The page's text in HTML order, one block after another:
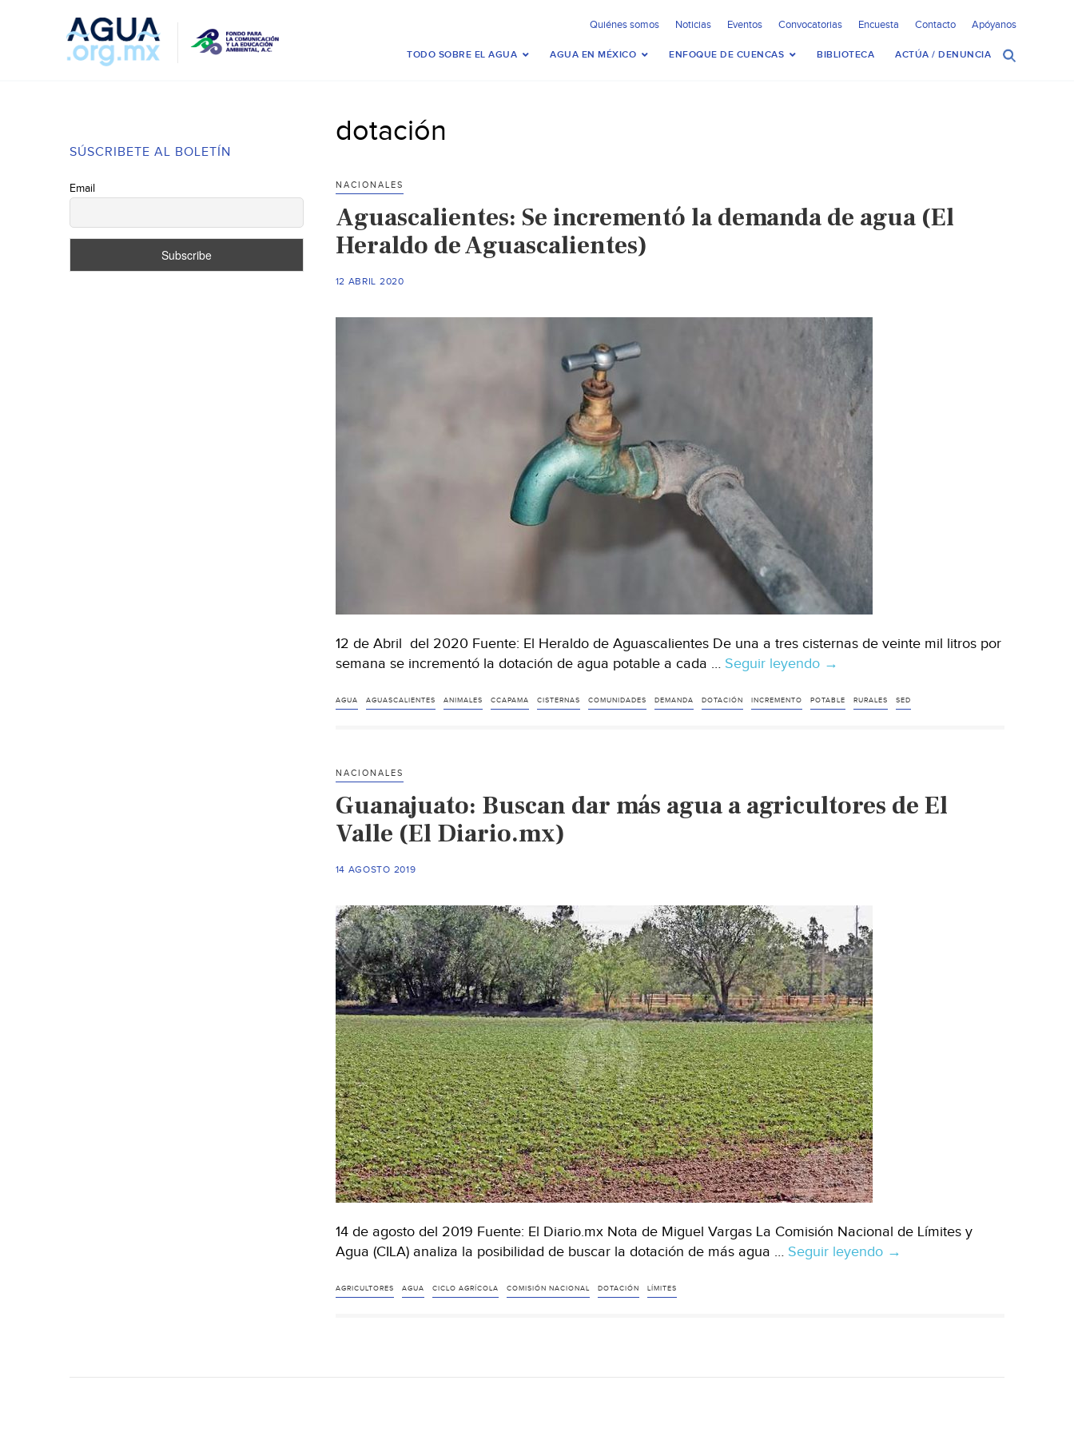
Quiénes somos Noticias Eventos Convocatorias Encuesta Contacto Apóyanos
TODO SOBRE EL AGUA AGUA EN MÉXICO ENFOQUE DE CUENCAS BIBLIOTECA ACTÚA / DENUNCIA
SÚSCRIBETE AL BOLETÍN
Email
dotación
NACIONALES
Aguascalientes: Se incrementó la demanda de agua (El
Heraldo de Aguascalientes)
12 ABRIL 2020
12 de Abril del 2020 Fuente: El Heraldo de Aguascalientes De una a tres cisternas de veinte mil litros por
semana se incrementó la dotación de agua potable a cada … Seguir leyendo Aguascalientes:
incrementó
(El
→
AGUA AGUASCALIENTES ANIMALES CCAPAMA CISTERNAS COMUNIDADES DEMANDA DOTACIÓN INCREMENTO POTABLE RURALES SED
NACIONALES
Guanajuato: Buscan dar más agua a agricultores de El
Valle (El Diario.mx)
14 AGOSTO 2019
14 de agosto del 2019 Fuente: El Diario.mx Nota de Miguel Vargas La Comisión Nacional de Límites y
Agua (CILA) analiza la posibilidad de buscar la dotación de más agua … Seguir leyendo Guanajuato:
→
AGRICULTORES AGUA CICLO AGRÍCOLA COMISIÓN NACIONAL DOTACIÓN LÍMITES